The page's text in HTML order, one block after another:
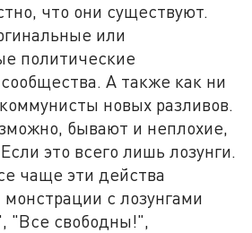
что они существуют.
или
политические
А также как ни
новых разливов.
бывают и неплохие,
это всего лишь лозунги.
чаще эти действа
с лозунгами
"Все свободны!",